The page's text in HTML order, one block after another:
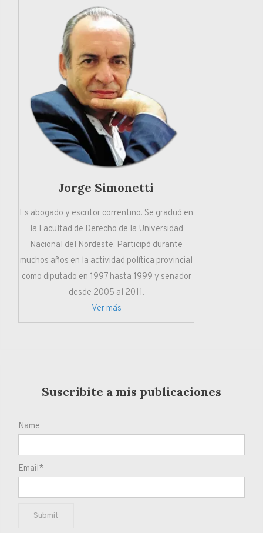
Jorge Simonetti
Es abogado y escritor correntino. Se graduó en
la Facultad de Derecho de la Universidad
Nacional del Nordeste. Participó durante
muchos años en la actividad política provincial
como diputado en 1997 hasta 1999 y senador
desde 2005 al 2011.
Ver más
Suscribite a mis publicaciones
Name
Email*